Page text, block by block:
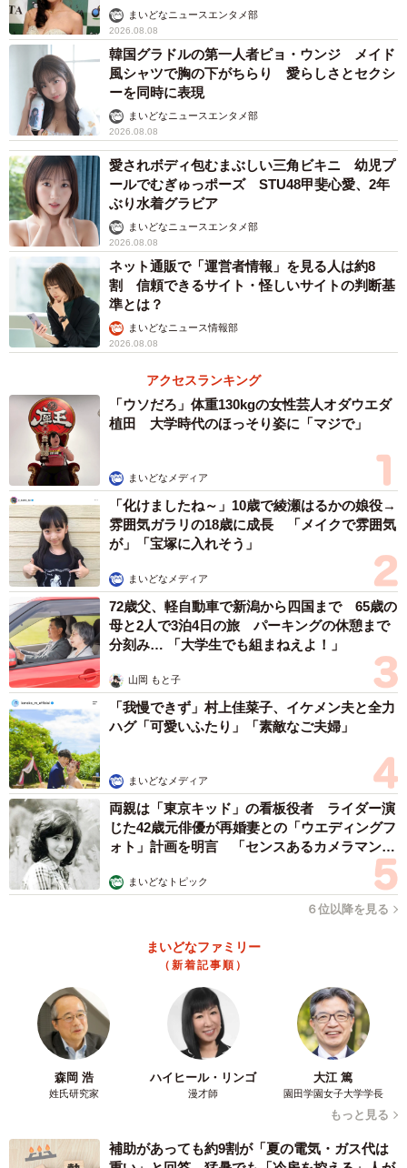
まいどなニュースエンタメ部
2026.08.08
韓国グラドルの第一人者ピョ・ウンジ メイド
風シャツで胸の下がちらり 愛らしさとセクシ
ーを同時に表現
まいどなニュースエンタメ部
2026.08.08
愛されボディ包むまぶしい三角ビキニ 幼児プ
ールでむぎゅっポーズ STU48甲斐心愛、2年
ぶり水着グラビア
まいどなニュースエンタメ部
2026.08.08
ネット通販で「運営者情報」を見る人は約8
割 信頼できるサイト・怪しいサイトの判断基
準とは？
まいどなニュース情報部
2026.08.08
アクセスランキング
「ウソだろ」体重130kgの女性芸人オダウエダ
植田 大学時代のほっそり姿に「マジで」
まいどなメディア
「化けましたね～」10歳で綾瀬はるかの娘役→
雰囲気ガラリの18歳に成長 「メイクで雰囲気
が」「宝塚に入れそう」
まいどなメディア
72歳父、軽自動車で新潟から四国まで 65歳の
母と2人で3泊4日の旅 パーキングの休憩まで
分刻み… 「大学生でも組まねえよ！」
山岡 もと子
「我慢できず」村上佳菜子、イケメン夫と全力
ハグ「可愛いふたり」「素敵なご夫婦」
まいどなメディア
両親は「東京キッド」の看板役者 ライダー演
じた42歳元俳優が再婚妻との「ウエディングフ
ォト」計画を明言 「センスあるカメラマン求
まいどなトピック
６位以降を見る
まいどなファミリー
（新着記事順）
森岡 浩
姓氏研究家
ハイヒール・リンゴ
漫才師
大江 篤
園田学園女子大学学長
もっと見る
補助があっても約9割が「夏の電気・ガス代は